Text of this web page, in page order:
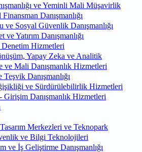
ve Yeminli Mali Müşavirlik
Danışmanlığı
ve Sosyal Güvenlik Danışmanlığı
ve Yatırım Danışmanlığı
Denetim Hizmetleri
Yapay Zeka ve Analitik
ve Mali Danışmanlık Hizmetleri
Teşvik Danışmanlığı
ve Sürdürülebilirlik Hizmetleri
Girişim Danışmanlık Hizmetleri
Merkezleri ve Teknopark
ve Bilgi Teknolojileri
ve İş Geliştirme Danışmanlığı